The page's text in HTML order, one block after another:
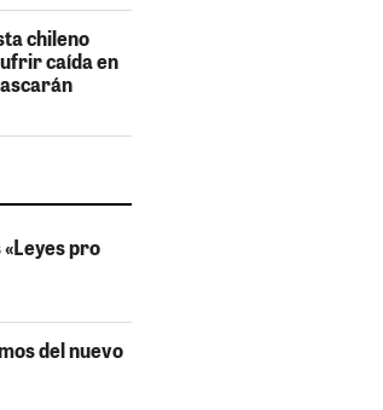
chileno
caída en
pro
del nuevo